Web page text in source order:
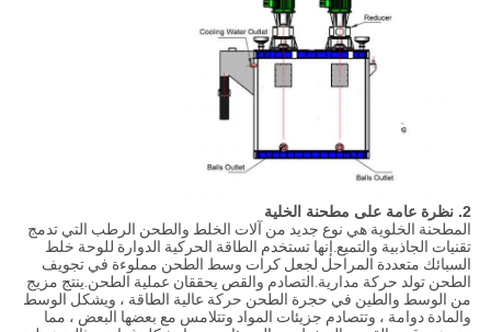
2. نظرة عامة على مطحنة الخلية
المطحنة الخلوية هي نوع جديد من آلات الخلط والطحن الرطب التي تدمج
تقنيات الجاذبية والتميع.إنها تستخدم الطاقة الحركية الدوارة للوحة خلط
السبائك متعددة المراحل لجعل كرات وسط الطحن مملوءة في تجويف
الطحن تولد حركة مدارية.التصادم والقص يحققان عملية الطحن.ينتج مزيج
من الوسط والطين في حجرة الطحن حركة عالية الطاقة ، ويشكل الوسط
والمادة دوامة ، وتتصادم جزيئات المواد وتتلامس مع بعضها البعض ، مما